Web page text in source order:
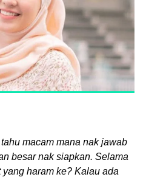
macam mana nak jawab
besar nak siapkan. Selama
haram ke? Kalau ada